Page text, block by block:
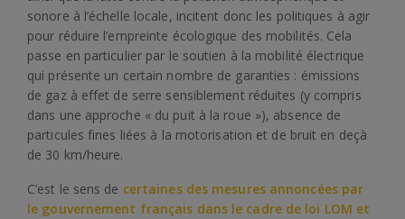
sonore à l’échelle locale, incitent donc les politiques à agir
pour réduire l’empreinte écologique des mobilités. Cela
passe en particulier par le soutien à la mobilité électrique
qui présente un certain nombre de garanties : émissions
de gaz à effet de serre sensiblement réduites (y compris
dans une approche « du puit à la roue »), absence de
particules fines liées à la motorisation et de bruit en deçà
de 30 km/heure.
C’est le sens de certaines des mesures annoncées par
le gouvernement français dans le cadre de loi LOM et